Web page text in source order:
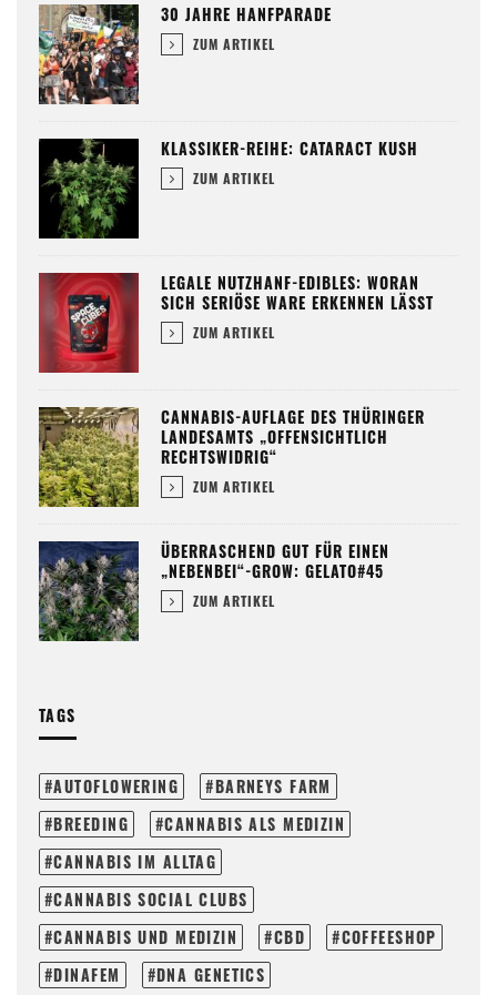
30 JAHRE HANFPARADE
ZUM ARTIKEL
KLASSIKER-REIHE: CATARACT KUSH
ZUM ARTIKEL
LEGALE NUTZHANF-EDIBLES: WORAN
SICH SERIÖSE WARE ERKENNEN LÄSST
ZUM ARTIKEL
CANNABIS-AUFLAGE DES THÜRINGER
LANDESAMTS „OFFENSICHTLICH
RECHTSWIDRIG“
ZUM ARTIKEL
ÜBERRASCHEND GUT FÜR EINEN
„NEBENBEI“-GROW: GELATO#45
ZUM ARTIKEL
TAGS
AUTOFLOWERING
BARNEYS FARM
BREEDING
CANNABIS ALS MEDIZIN
CANNABIS IM ALLTAG
CANNABIS SOCIAL CLUBS
CANNABIS UND MEDIZIN
CBD
COFFEESHOP
DINAFEM
DNA GENETICS